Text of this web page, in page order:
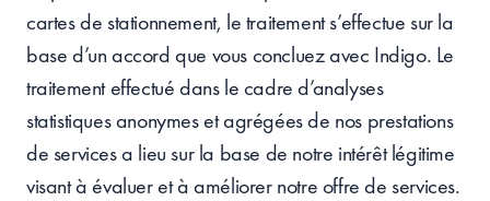
cartes de stationnement, le traitement s’effectue sur la
base d’un accord que vous concluez avec Indigo. Le
traitement effectué dans le cadre d’analyses
statistiques anonymes et agrégées de nos prestations
de services a lieu sur la base de notre intérêt légitime
visant à évaluer et à améliorer notre offre de services.